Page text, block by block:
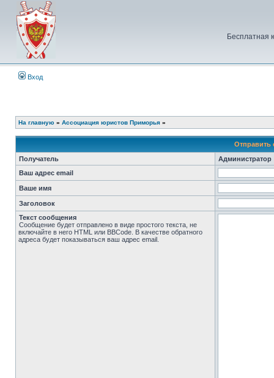
Бесплатная
Вход
На главную » Ассоциация юристов Приморья »
Отправить
Получатель
Администратор
Ваш адрес email
Ваше имя
Заголовок
Текст сообщения
Сообщение будет отправлено в виде простого текста, не
включайте в него HTML или BBCode. В качестве обратного
адреса будет показываться ваш адрес email.